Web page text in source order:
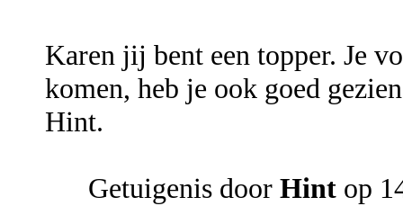
Karen jij bent een topper. Je
komen, heb je ook goed
Hint.
Getuigenis door Hint op